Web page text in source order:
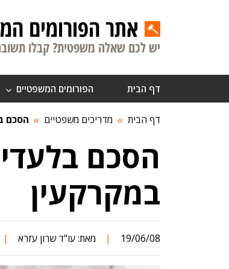
אתר הפורומים
יש לכם שאלה משפטית? קבלו
דף הבית הפורומים המשפטיים
דף הבית מדריכים משפטיים הסכם
הסכם
במקרקעין
19/06/08
| מאת:עו"ד שרון עזרא |